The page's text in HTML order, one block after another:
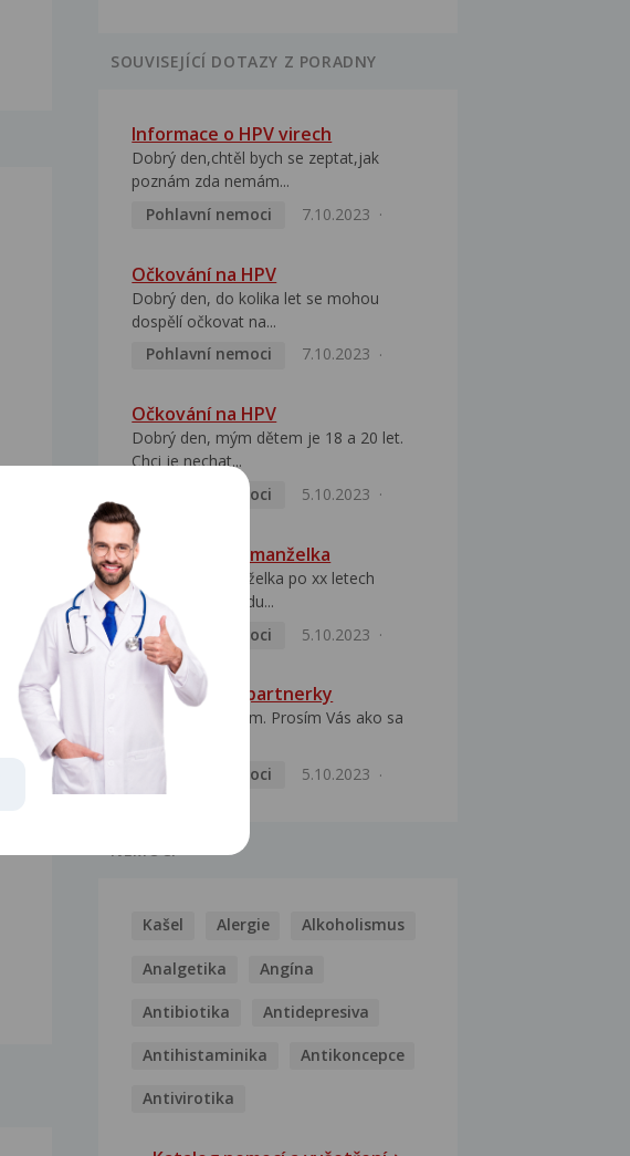
SOUVISEJÍCÍ DOTAZY Z PORADNY
Informace o HPV virech
Dobrý den,chtěl bych se zeptat,jak
poznám zda nemám...
Pohlavní nemoci
7.10.2023
Očkování na HPV
Dobrý den, do kolika let se mohou
dospělí očkovat na...
Pohlavní nemoci
7.10.2023
Očkování na HPV
Dobrý den, mým dětem je 18 a 20 let.
Chci je nechat...
Pohlavní nemoci
5.10.2023
HPV pozitivní manželka
Dobrý den, manželka po xx letech
přivezla z Východu...
Pohlavní nemoci
5.10.2023
HPV typ 52 u partnerky
Dobrý deň prajem. Prosím Vás ako sa
Pohlavní nemoci
5.10.2023
NEMOCI
Kašel Alergie Alkoholismus
Analgetika Angína
Antibiotika Antidepresiva
Antihistaminika Antikoncepce
Antivirotika